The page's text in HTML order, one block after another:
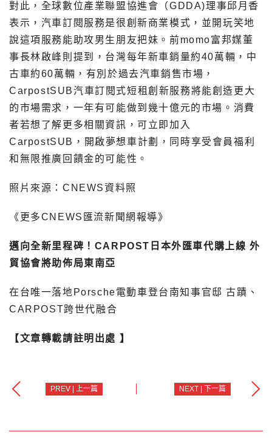
對此，全球數位產業聯盟協進會（GDDA)理事邱月香
表示，汽車訂閱服務是很創新商業模式，並開玩笑地
說這項服務能助攻男生朋友把妹。前momo富邦媒董
事長林啟峰則提到，台灣每年新車銷量約40萬輛，中
古車約60萬輛，有別於過去汽車銷售市場，
CarpostSUB汽車訂閱式短租創新服務將能創造更大
的市場需求，一年有可能做到幾十億元的市場。消費
者若想了解更多相關資訊，可立即加入
CarpostSUB ，開啟夢想車計劃，同時享受會員福利
和無限推廣回饋金的可能性。
照片來源：CNEWS資料照
《更多CNEWS匯流新聞網報導》
邁向全新里程碑！CARPOST日本外匯車代購上線 外
貿協會將助佈局東南亞
在台唯一落地Porsche電動車登台南知事官邸 古蹟、
CARPOST跨世代融合
【文章轉載請註明出處 】
PREV | 上一篇 NEXT | 下一篇